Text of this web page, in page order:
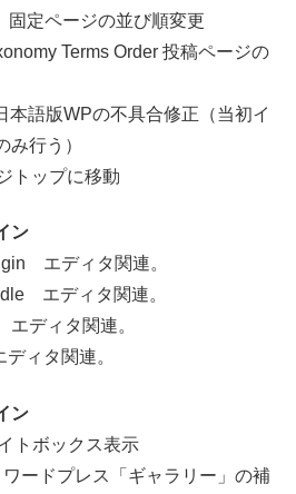
定ページの並び順変更
Terms Order 投稿ページの
語版WPの不具合修正（当初イ
み行う）
トップに移動
ン
エディタ関連。
エディタ関連。
ディタ関連。
ィタ関連。
ン
トボックス表示
ードプレス「ギャラリー」の補